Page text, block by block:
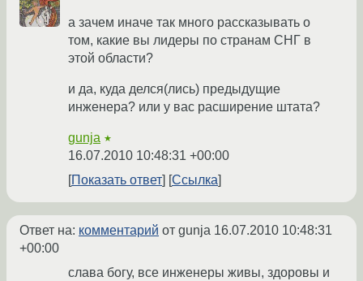
а зачем иначе так много рассказывать о
том, какие вы лидеры по странам СНГ в
этой области?
и да, куда делся(лись) предыдущие
инженера? или у вас расширение штата?
gunja ★
16.07.2010 10:48:31 +00:00
Показать ответ
Ссылка
Ответ на: комментарий от gunja 16.07.2010 10:48:31
+00:00
слава богу, все инженеры живы, здоровы и